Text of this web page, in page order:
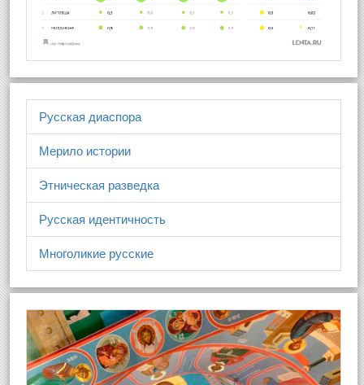
Русская диаспора
Мерило истории
Этническая разведка
Русская идентичность
Многоликие русские